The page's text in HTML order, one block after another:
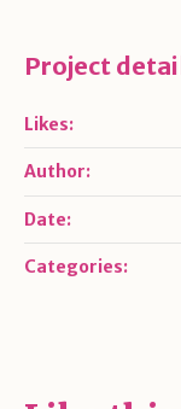
Project
Likes:
Author:
Date:
Categories: